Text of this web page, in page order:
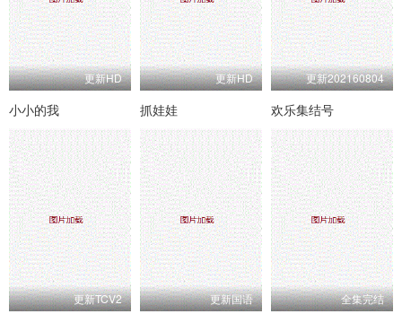
更新HD
小小的我
更新HD
抓娃娃
更新202160804
欢乐集结号
更新TCV2 更新国语 全集完结